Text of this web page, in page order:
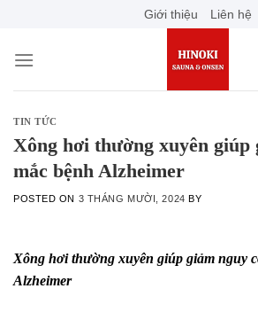
content
Giới thiệu Liên hệ
TIN TỨC
Xông hơi thường xuyên giúp
mắc bệnh Alzheimer
POSTED ON 3 THÁNG MƯỜI, 2024 BY
Xông hơi thường xuyên giúp giảm nguy
Alzheimer